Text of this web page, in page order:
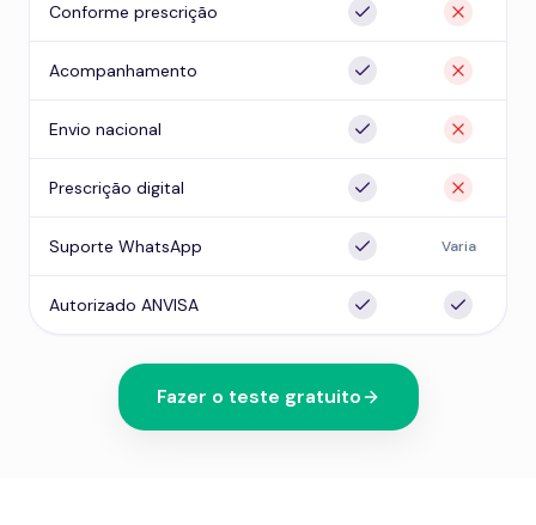
Conforme prescrição
Acompanhamento
Envio nacional
Prescrição digital
Suporte WhatsApp Varia
Autorizado ANVISA
Fazer o teste gratuito